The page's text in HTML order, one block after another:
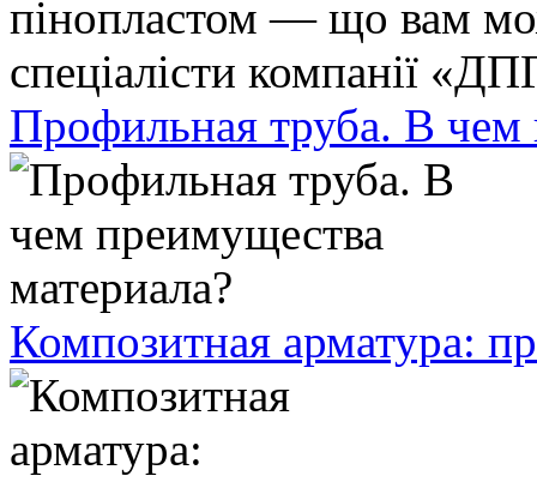
Профильная труба. В чем
Композитная арматура: